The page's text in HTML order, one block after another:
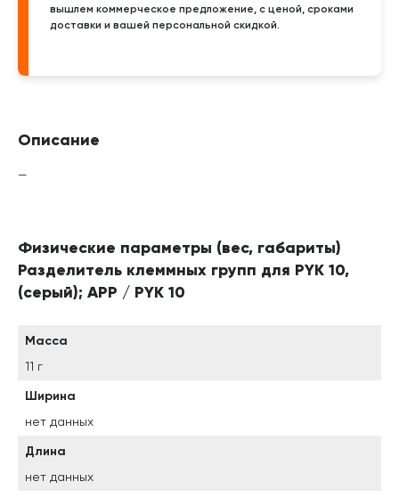
вышлем коммерческое предложение, с ценой, сроками
доставки и вашей персональной скидкой.
Описание
—
Физические параметры (вес, габариты)
Разделитель клеммных групп для PYK 10,
(серый); APP / PYK 10
Масса
11 г
Ширина
нет данных
Длина
нет данных